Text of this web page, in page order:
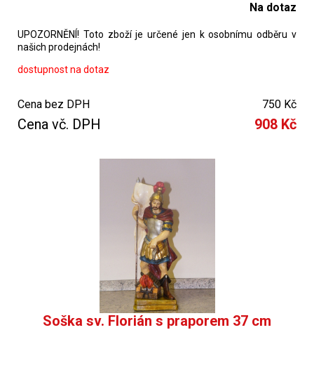
Na dotaz
UPOZORNĚNÍ! Toto zboží je určené jen k osobnímu odběru v
našich prodejnách!
dostupnost na dotaz
Cena bez DPH 750 Kč
Cena vč. DPH 908 Kč
Soška sv. Florián s praporem 37 cm